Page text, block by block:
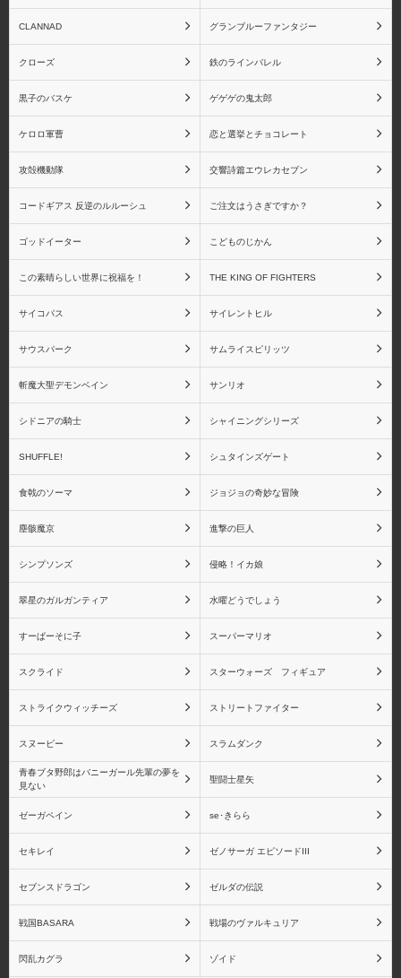
CLANNAD グランブルーファンタジー
クローズ 鉄のラインバレル
黒子のバスケ ゲゲゲの鬼太郎
ケロロ軍曹 恋と選挙とチョコレート
攻殻機動隊 交響詩篇エウレカセブン
コードギアス 反逆のルルーシュ ご注文はうさぎですか？
ゴッドイーター こどものじかん
この素晴らしい世界に祝福を！ THE KING OF FIGHTERS
サイコパス サイレントヒル
サウスパーク サムライスピリッツ
斬魔大聖デモンベイン サンリオ
シドニアの騎士 シャイニングシリーズ
SHUFFLE! シュタインズゲート
食戟のソーマ ジョジョの奇妙な冒険
塵骸魔京 進撃の巨人
シンプソンズ 侵略！イカ娘
翠星のガルガンティア 水曜どうでしょう
すーぱーそに子 スーパーマリオ
スクライド スターウォーズ フィギュア
ストライクウィッチーズ ストリートファイター
スヌーピー スラムダンク
青春ブタ野郎はバニーガール先輩の夢を
見ない
聖闘士星矢
ゼーガペイン se･きらら
セキレイ ゼノサーガ エピソードIII
セブンスドラゴン ゼルダの伝説
戦国BASARA 戦場のヴァルキュリア
閃乱カグラ ゾイド